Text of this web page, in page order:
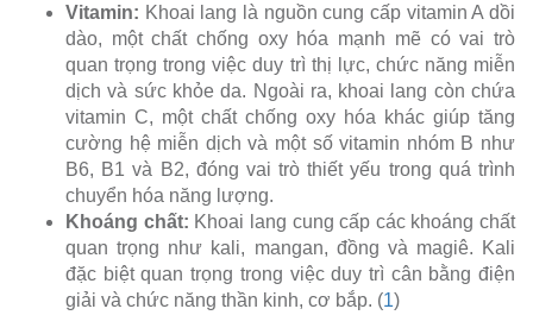
Vitamin: Khoai lang là nguồn cung cấp vitamin A dồi
dào, một chất chống oxy hóa mạnh mẽ có vai trò
quan trọng trong việc duy trì thị lực, chức năng miễn
dịch và sức khỏe da. Ngoài ra, khoai lang còn chứa
vitamin C, một chất chống oxy hóa khác giúp tăng
cường hệ miễn dịch và một số vitamin nhóm B như
B6, B1 và B2, đóng vai trò thiết yếu trong quá trình
chuyển hóa năng lượng.
Khoáng chất: Khoai lang cung cấp các khoáng chất
quan trọng như kali, mangan, đồng và magiê. Kali
đặc biệt quan trọng trong việc duy trì cân bằng điện
giải và chức năng thần kinh, cơ bắp. (1)